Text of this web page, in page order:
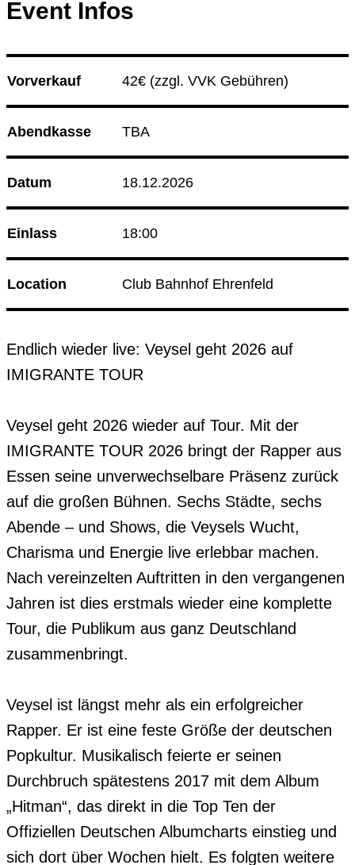
Event Infos
Vorverkauf 42€ (zzgl. VVK Gebühren)
Abendkasse TBA
Datum 18.12.2026
Einlass 18:00
Location Club Bahnhof Ehrenfeld
Endlich wieder live: Veysel geht 2026 auf
IMIGRANTE TOUR
Veysel geht 2026 wieder auf Tour. Mit der
IMIGRANTE TOUR 2026 bringt der Rapper aus
Essen seine unverwechselbare Präsenz zurück
auf die großen Bühnen. Sechs Städte, sechs
Abende – und Shows, die Veysels Wucht,
Charisma und Energie live erlebbar machen.
Nach vereinzelten Auftritten in den vergangenen
Jahren ist dies erstmals wieder eine komplette
Tour, die Publikum aus ganz Deutschland
zusammenbringt.
Veysel ist längst mehr als ein erfolgreicher
Rapper. Er ist eine feste Größe der deutschen
Popkultur. Musikalisch feierte er seinen
Durchbruch spätestens 2017 mit dem Album
„Hitman“, das direkt in die Top Ten der
Offiziellen Deutschen Albumcharts einstieg und
sich dort über Wochen hielt. Es folgten weitere
Culture Event
14.08.26 Korken & Klub - Afterwork
Herz an Herz
Club Bahnhof Ehrenfeld